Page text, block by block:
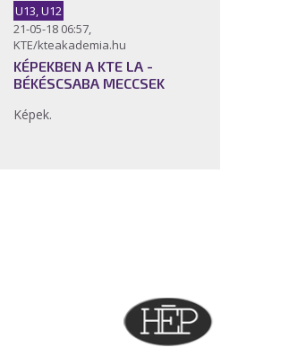
U13, U12
21-05-18 06:57,
KTE/kteakademia.hu
KÉPEKBEN A KTE LA -
BÉKÉSCSABA MECCSEK
Képek.